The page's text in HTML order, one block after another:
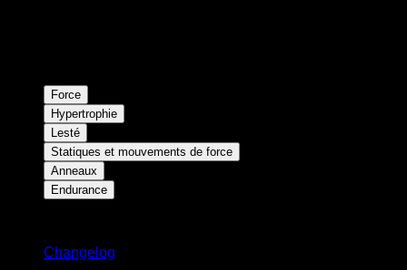
Force
Hypertrophie
Lesté
Statiques et mouvements de force
Anneaux
Endurance
Changelog